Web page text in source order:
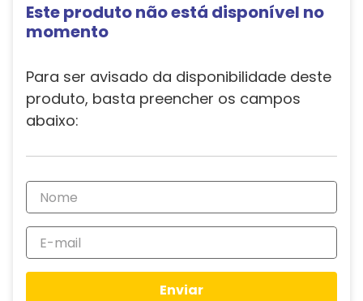
Este produto não está disponível no
momento
Para ser avisado da disponibilidade deste
produto, basta preencher os campos
abaixo:
Enviar